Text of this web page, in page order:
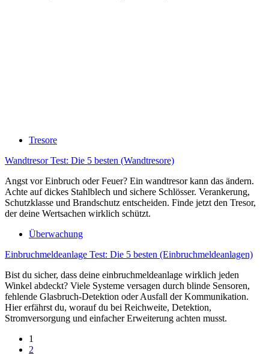
Tresore
Wandtresor Test: Die 5 besten (Wandtresore)
Angst vor Einbruch oder Feuer? Ein wandtresor kann das ändern.
Achte auf dickes Stahlblech und sichere Schlösser. Verankerung,
Schutzklasse und Brandschutz entscheiden. Finde jetzt den Tresor,
der deine Wertsachen wirklich schützt.
Überwachung
Einbruchmeldeanlage Test: Die 5 besten (Einbruchmeldeanlagen)
Bist du sicher, dass deine einbruchmeldeanlage wirklich jeden
Winkel abdeckt? Viele Systeme versagen durch blinde Sensoren,
fehlende Glasbruch-Detektion oder Ausfall der Kommunikation.
Hier erfährst du, worauf du bei Reichweite, Detektion,
Stromversorgung und einfacher Erweiterung achten musst.
1
2